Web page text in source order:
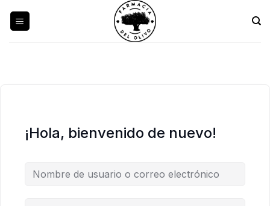
¡Hola, bienvenido de nuevo!